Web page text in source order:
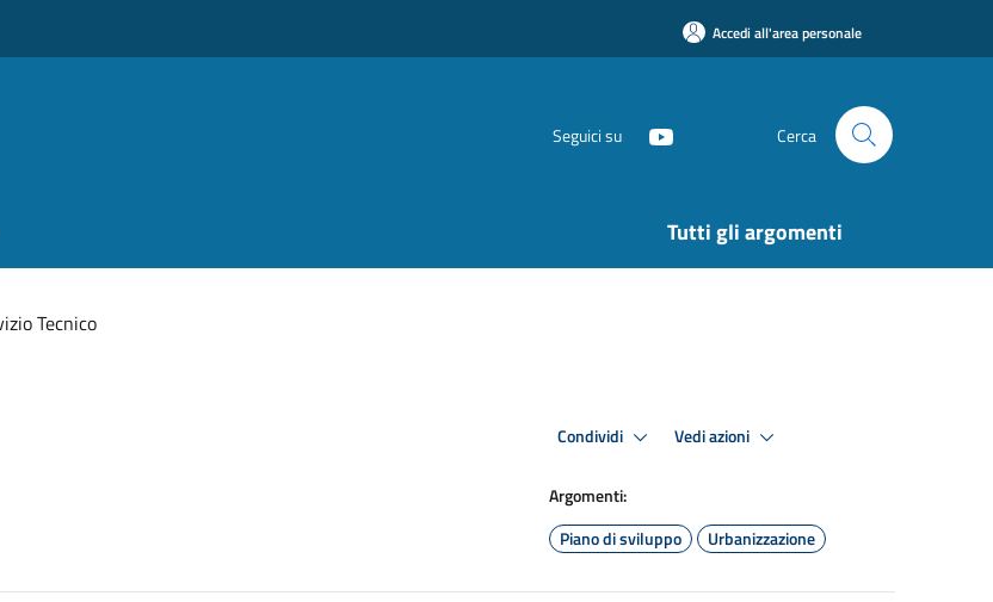
Accedi all'area personale
Seguici su Cerca
Tutti gli argomenti
Tecnico
Condividi Vedi azioni
Argomenti:
Piano di sviluppo
Urbanizzazione